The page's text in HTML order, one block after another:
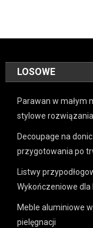
LOSOWE
Parawan w małym
stylowe
Decoupage na
przygotowania po
Listwy
Wykończeniowe dla
Meble aluminiowe
pielęgnacji